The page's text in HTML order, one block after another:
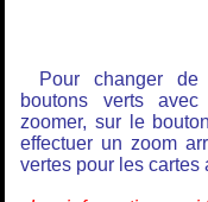
Pour changer
boutons verts
zoomer, sur le
effectuer un zoom
vertes pour les cartes